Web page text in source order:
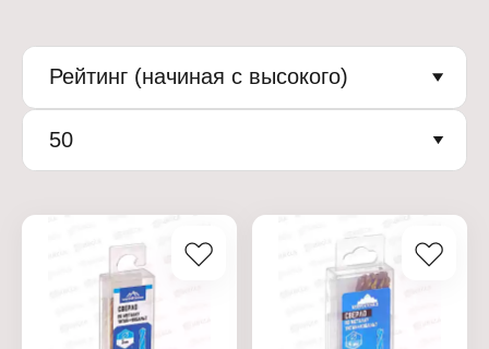
Рейтинг (начиная с высокого)
50